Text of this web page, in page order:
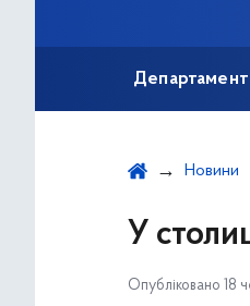
Департамент
Новини
У
Опубліковано 18